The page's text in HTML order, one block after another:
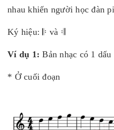
nhau khiến người học đàn
Ký hiệu: 𝄆 và 𝄇
Ví dụ 1: Bản nhạc có 1
* Ở cuối đoạn